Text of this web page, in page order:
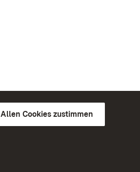
Allen Cookies zustimmen